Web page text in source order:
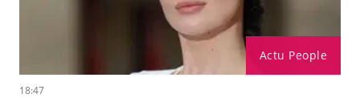
Actu People
18:47